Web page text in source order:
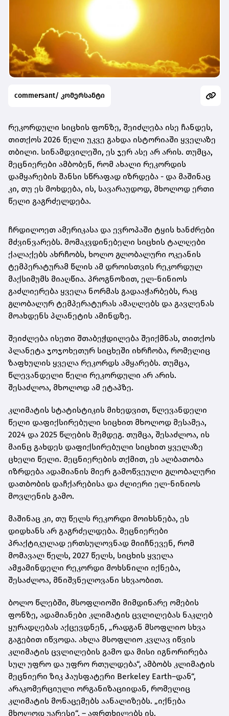
commersant/ კომერსანტი
რეკორდული სიცხის ფონზე, შეიძლება ისე ჩანდეს,
თითქოს 2026 წელი უკვე გახდა ისტორიაში ყველაზე
თბილი. სინამდვილეში, ეს ჯერ ასე არ არის. თუმცა,
მეცნიერები ამბობენ, რომ ახალი რეკორდის
დამყარების შანსი სწრაფად იზრდება - და მაშინაც
კი, თუ ეს მოხდება, ის, სავარაუდოდ, მხოლოდ ერთი
წელი გაგრძელდება.
ჩრდილოეთ ამერიკასა და ევროპაში ტყის ხანძრები
მძვინვარებს. მომაკვდინებელი სიცხის ტალღები
ქალაქებს ახრჩობს, ხოლო გლობალური ოკეანის
ტემპერატურამ წლის ამ დროისთვის რეკორდულ
მაქსიმუმს მიაღწია. პროგნოზით, ელ-ნინიოს
გაძლიერება ყველა ნორმას გადააჭარბებს, რაც
გლობალურ ტემპერატურას ამაღლებს და გავლენას
მოახდენს პლანეტის ამინდზე.
შეიძლება ისეთი შთაბეჭდილება შეიქმნას, თითქოს
პლანეტა ჯოჯოხეთურ სიცხეში იხრჩობა, რომელიც
ზაფხულის ყველა რეკორდს ამყარებს. თუმცა,
წლევანდელი წელი რეკორდული არ არის.
შესაძლოა, მხოლოდ ამ ეტაპზე.
კლიმატის სტატისტიკის მიხედვით, წლევანდელი
წელი დაფიქსირებული სიცხით მხოლოდ მესამეა,
2024 და 2025 წლების შემდეგ. თუმცა, შესაძლოა, ის
მაინც გახდეს დაფიქსირებული სიცხით ყველაზე
ცხელი წელი. მეცნიერების თქმით, ეს ალბათობა
იზრდება ადამიანის მიერ გამოწვეული გლობალური
დათბობის დაჩქარებისა და ძლიერი ელ-ნინიოს
მოვლენის გამო.
მაშინაც კი, თუ წელს რეკორდი მოიხსნება, ეს
დიდხანს არ გაგრძელდება. მეცნიერები
პრაქტიკულად ერთსულოვნად მიიჩნევენ, რომ
მომავალ წელს, 2027 წელს, სიცხის ყველა
ამჟამინდელი რეკორდი მოხსნილი იქნება,
შესაძლოა, მნიშვნელოვანი სხვაობით.
ბოლო წლებში, მსოფლიოში მიმდინარე ომების
ფონზე, ადამიანები კლიმატის ცვლილებას ნაკლებ
ყურადღებას აქცევდნენ, „რადგან მსოფლიო სხვა
გაგებით იწვოდა. ახლა მსოფლიო კვლავ იწვის
კლიმატის ცვლილების გამო და მისი იგნორირება
სულ უფრო და უფრო რთულდება“, ამბობს კლიმატის
მეცნიერი ზიკ ჰაუსფატერი Berkeley Earth–დან“,
არაკომერციული ორგანიზაციიდან, რომელიც
კლიმატის მონაცემებს აანალიზებს. „იქნება
მხოლოდ უარესი“, – აფრთხილებს ის.